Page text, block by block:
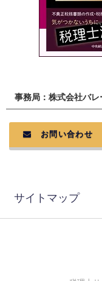
事務局：株式会社バレ
お問い合わせ
サイトマップ